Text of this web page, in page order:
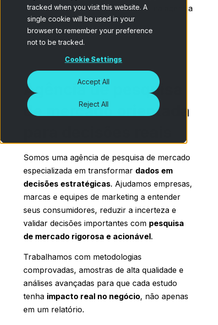
tracked when you visit this website. A
single cookie will be used in your
browser to remember your preference
not to be tracked.
Cookie Settings
Accept All
Reject All
Benefícios de trabalhar com uma agência
especializada
Agência de pesquisa
de mercado orientada
Somos uma agência de pesquisa de mercado
especializada em transformar dados em
decisões estratégicas. Ajudamos empresas,
marcas e equipes de marketing a entender
seus consumidores, reduzir a incerteza e
validar decisões importantes com pesquisa
de mercado rigorosa e acionável.
Trabalhamos com metodologias
comprovadas, amostras de alta qualidade e
análises avançadas para que cada estudo
tenha impacto real no negócio, não apenas
em um relatório.